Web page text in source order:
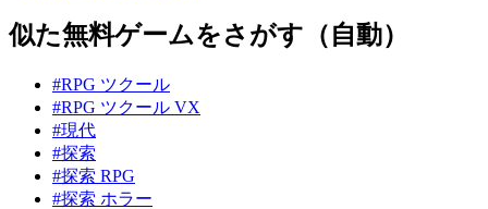
似た無料ゲームをさがす（自動）
#RPG ツクール
#RPG ツクール VX
#現代
#探索
#探索 RPG
#探索 ホラー